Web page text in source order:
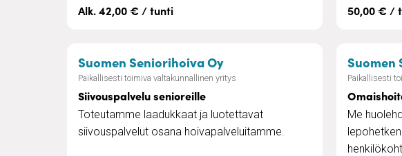
Alk. 42,00 € / tunti 50,00 € /
Suomen Seniorihoiva Oy– Siivouspalvelu senioreille
Paikallisesti toimiva valtakunnallinen yritys
Siivouspalvelu senioreille
Toteutamme laadukkaat ja luotettavat
siivouspalvelut osana hoivapalveluitamme.
Suomen
Paikallisesti
Me